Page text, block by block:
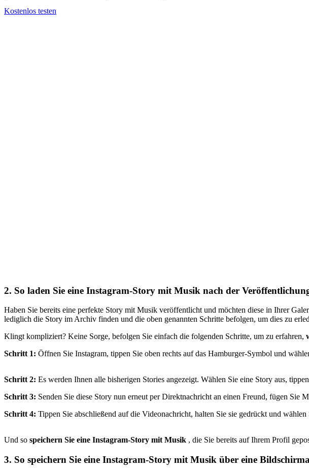
Kostenlos testen
2. So laden Sie eine Instagram-Story mit Musik nach der
Haben Sie bereits eine perfekte Story mit Musik veröffentlicht und möchten diese in Ihrer
lediglich die Story im Archiv finden und die oben genannten Schritte befolgen, um dies zu
Klingt kompliziert? Keine Sorge, befolgen Sie einfach die folgenden Schritte, um zu erfahren,
Schritt 1: Öffnen Sie Instagram, tippen Sie oben rechts auf das Hamburger-Symbol und
Schritt 2: Es werden Ihnen alle bisherigen Stories angezeigt. Wählen Sie eine Story aus,
Schritt 3: Senden Sie diese Story nun erneut per Direktnachricht an einen Freund, fügen Sie
Schritt 4: Tippen Sie abschließend auf die Videonachricht, halten Sie sie gedrückt und
Und so speichern Sie eine Instagram-Story mit Musik , die Sie bereits auf Ihrem Profil
3. So speichern Sie eine Instagram-Story mit Musik über eine